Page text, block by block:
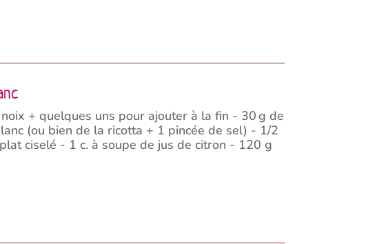
+ quelques uns pour ajouter à la fin - 30 g de
(ou bien de la ricotta + 1 pincée de sel) - 1/2
ciselé - 1 c. à soupe de jus de citron - 120 g